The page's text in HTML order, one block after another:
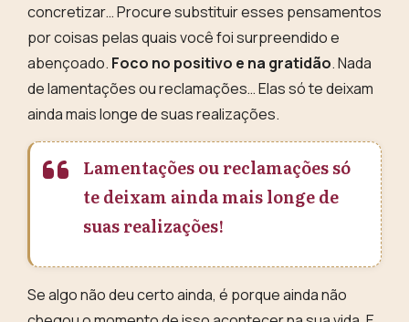
concretizar… Procure substituir esses pensamentos
por coisas pelas quais você foi surpreendido e
abençoado. Foco no positivo e na gratidão.Nada
de lamentações ou reclamações… Elas só te deixam
ainda mais longe de suas realizações.
Lamentações ou reclamações só
te deixam ainda mais longe de
suas realizações!
Se algo não deu certo ainda, é porque ainda não